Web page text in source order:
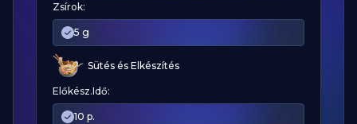
Zsírok:
5 g
Sütés és Elkészítés
Előkész.Idő:
10 p.